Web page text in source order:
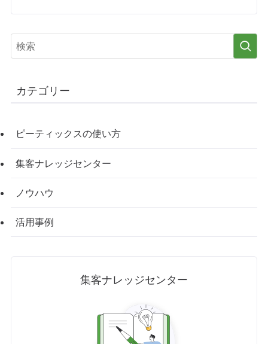
カテゴリー
ピーティックスの使い方
集客ナレッジセンター
ノウハウ
活用事例
集客ナレッジセンター